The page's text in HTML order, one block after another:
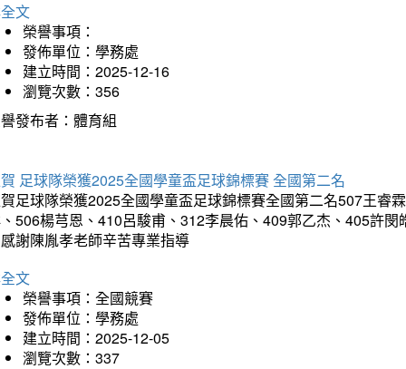
文
榮譽事項：
發佈單位：學務處
建立時間：2025-12-16
瀏覽次數：356
發布者：體育組
足球隊榮獲2025全國學童盃足球錦標賽 全國第二名
足球隊榮獲2025全國學童盃足球錦標賽全國第二名507王睿
506楊芎恩、410呂駿甫、312李晨佑、409郭乙杰、405許
謝陳胤孝老師辛苦專業指導
文
榮譽事項：全國競賽
發佈單位：學務處
建立時間：2025-12-05
瀏覽次數：337